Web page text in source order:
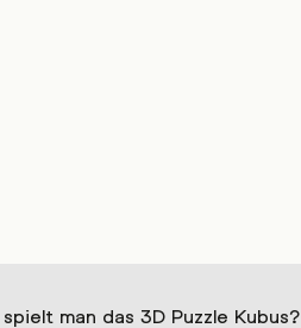
man das 3D Puzzle Kubus?